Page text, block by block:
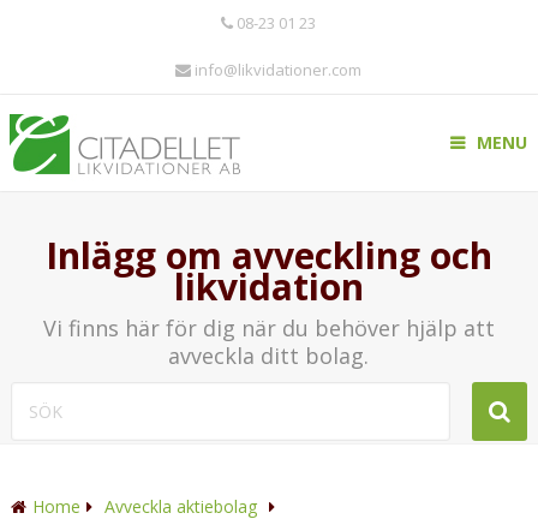
08-23 01 23
info@likvidationer.com
MENU
Inlägg om avveckling och
likvidation
Vi finns här för dig när du behöver hjälp att
avveckla ditt bolag.
Home
Avveckla aktiebolag